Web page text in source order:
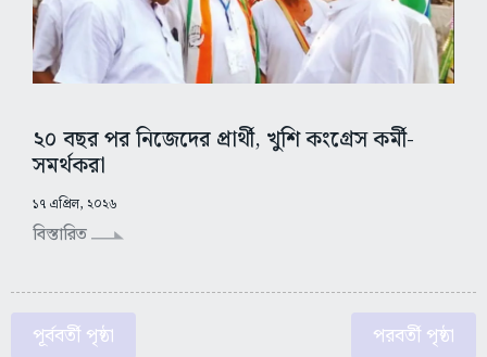
২০ বছর পর নিজেদের প্রার্থী, খুশি কংগ্রেস কর্মী-
সমর্থকরা
১৭ এপ্রিল, ২০২৬
বিস্তারিত
পূর্ববর্তী পৃষ্ঠা পরবর্তী পৃষ্ঠা